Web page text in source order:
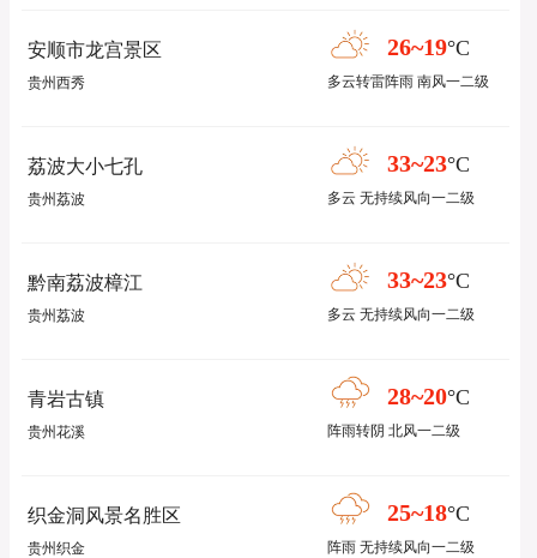
安顺市龙宫景区
贵州西秀
26~19°C
多云转雷阵雨 南风一二级
荔波大小七孔
贵州荔波
33~23°C
多云 无持续风向一二级
黔南荔波樟江
贵州荔波
33~23°C
多云 无持续风向一二级
青岩古镇
贵州花溪
28~20°C
阵雨转阴 北风一二级
织金洞风景名胜区
贵州织金
25~18°C
阵雨 无持续风向一二级